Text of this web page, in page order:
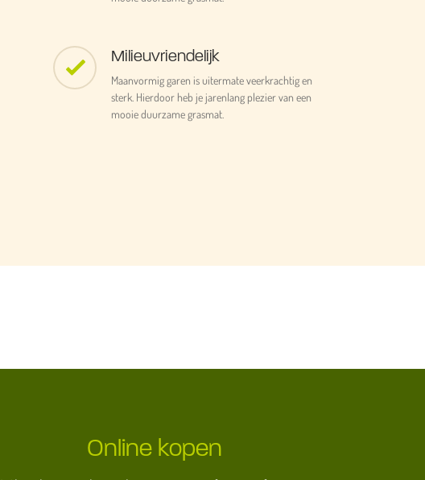
Milieuvriendelijk
Maanvormig garen is uitermate veerkrachtig en
sterk. Hierdoor heb je jarenlang plezier van een
mooie duurzame grasmat.
Online kopen